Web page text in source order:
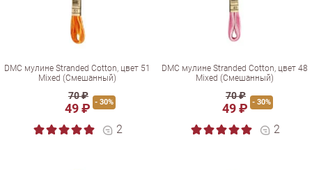
DMC мулине Stranded Cotton, цвет 51
Mixed (Смешанный)
70 ₽
49 ₽ - 30%
2
DMC мулине Stranded Cotton, цвет 48
Mixed (Смешанный)
70 ₽
49 ₽ - 30%
2